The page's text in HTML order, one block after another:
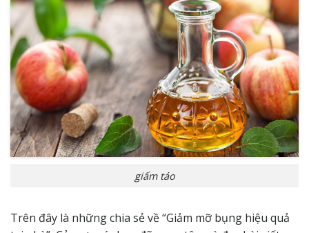
giấm táo
Trên đây là những chia sẻ về “Giảm mỡ bụng hiệu quả